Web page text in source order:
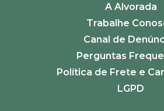
A Alvorada
Trabalhe
Canal de
Perguntas
Política de Frete e
LGPD